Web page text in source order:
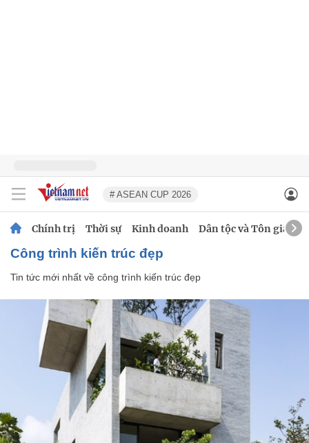
# ASEAN CUP 2026
Chính trị Thời sự Kinh doanh Dân tộc và Tôn giáo
công trình kiến trúc đẹp
Tin tức mới nhất về công trình kiến trúc đẹp